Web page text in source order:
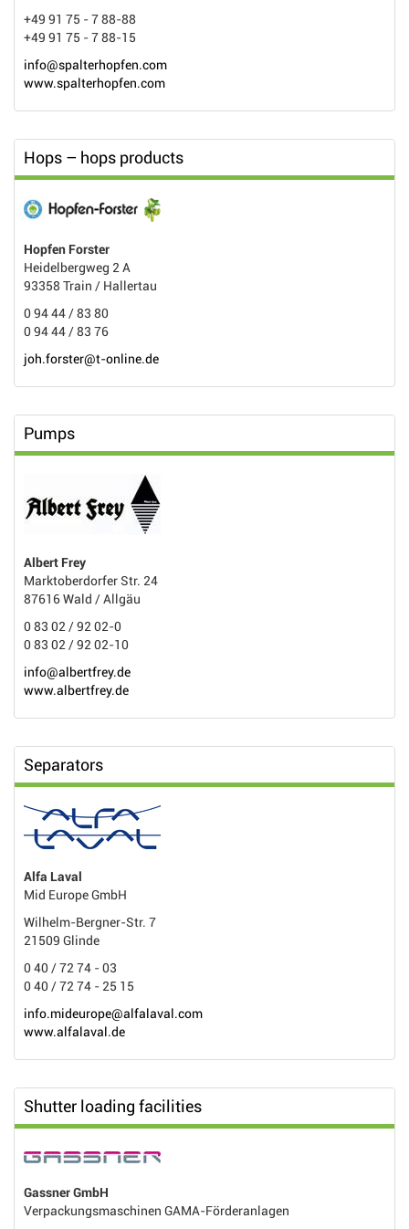
+49 91 75 - 7 88-88
+49 91 75 - 7 88-15
info@spalterhopfen.com
www.spalterhopfen.com
Hops – hops products
Hopfen Forster
Heidelbergweg 2 A
93358 Train / Hallertau
0 94 44 / 83 80
0 94 44 / 83 76
joh.forster@t-online.de
Pumps
Albert Frey
Marktoberdorfer Str. 24
87616 Wald / Allgäu
0 83 02 / 92 02-0
0 83 02 / 92 02-10
info@albertfrey.de
www.albertfrey.de
Separators
Alfa Laval
Mid Europe GmbH
Wilhelm-Bergner-Str. 7
21509 Glinde
0 40 / 72 74 - 03
0 40 / 72 74 - 25 15
info.mideurope@alfalaval.com
www.alfalaval.de
Shutter loading facilities
Gassner GmbH
Verpackungsmaschinen GAMA-Förderanlagen